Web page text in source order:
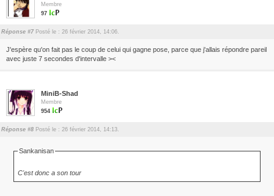
Membre
97
Réponse #7 Posté le : 26 février 2014, 14:06.
J'espère qu'on fait pas le coup de celui qui gagne pose, parce que j'allais répondre pareil
avec juste 7 secondes d'intervalle ><
MiniB-Shad
Membre
954
Réponse #8 Posté le : 26 février 2014, 14:13.
Sankanisan
C'est donc a son tour